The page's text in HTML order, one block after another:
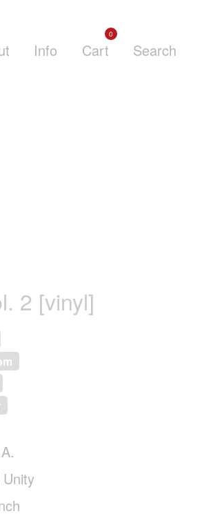
Info Cart
0
Search
2 [vinyl]